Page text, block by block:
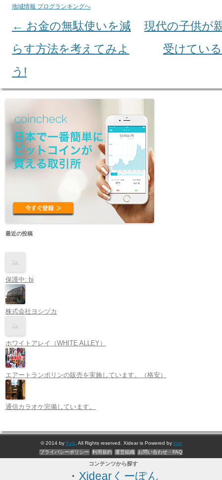
地域情報 ブログランキングへ
Post navigation
← お金の無駄使いを減
らす方法を考えてみよ
う!
現代の子供が
受けてい
最近の投稿
保護中: bi
株式会社ヨシヅカ
ホワイトアレイ（WHITE ALLEY）
エアートランポリンの販売を実施しています。（格安）
通信カラオケ完備しています。
© 2014 by Kxiz. All Rights reserved. Xidear is Powered by kxiz
プライバシーポリシー
利用規約 運営組織 お問い合わせ・FAQ
コンテンツから探す
・ Xidearくーぽん